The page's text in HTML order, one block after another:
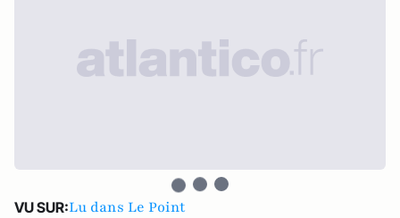
VU SUR:Lu dans Le Point